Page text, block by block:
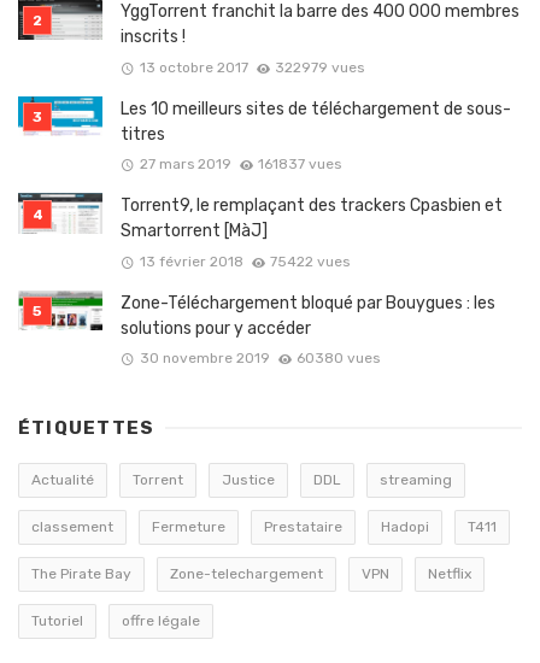
YggTorrent franchit la barre des 400 000 membres
inscrits !
13 octobre 2017 322979 vues
Les 10 meilleurs sites de téléchargement de sous-
titres
27 mars 2019 161837 vues
Torrent9, le remplaçant des trackers Cpasbien et
Smartorrent [MàJ]
13 février 2018 75422 vues
Zone-Téléchargement bloqué par Bouygues : les
solutions pour y accéder
30 novembre 2019 60380 vues
ÉTIQUETTES
Actualité Torrent Justice DDL streaming
classement Fermeture Prestataire Hadopi T411
The Pirate Bay Zone-telechargement VPN Netflix
Tutoriel offre légale